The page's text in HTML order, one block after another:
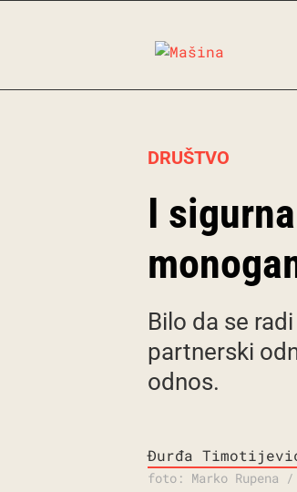
DRUŠTVO
I
Bilo da se
partnerski
odnos.
Đurđa
foto: Marko Rupena /